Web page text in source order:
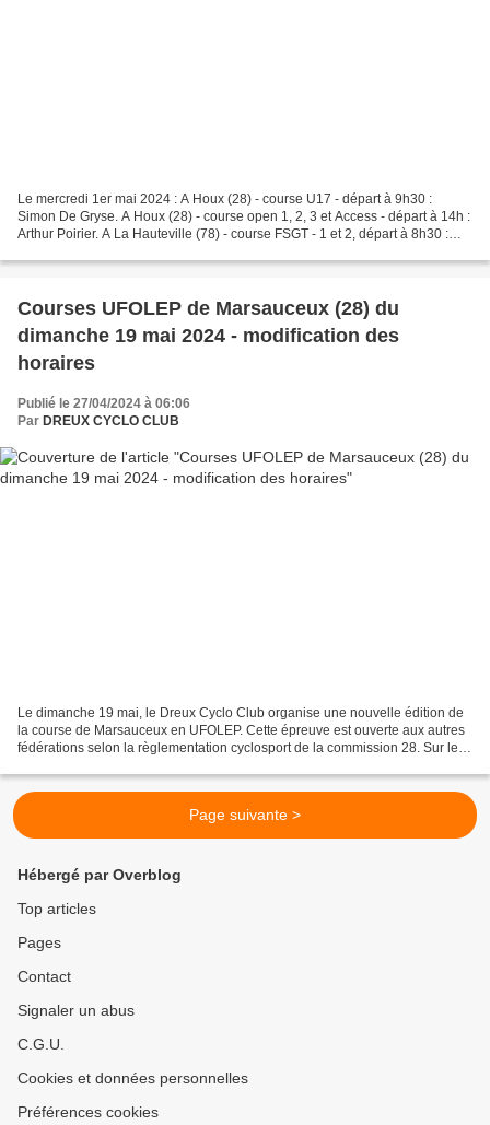
Le mercredi 1er mai 2024 : A Houx (28) - course U17 - départ à 9h30 :
Simon De Gryse. A Houx (28) - course open 1, 2, 3 et Access - départ à 14h :
Arthur Poirier. A La Hauteville (78) - course FSGT - 1 et 2, départ à 8h30 :
Courses UFOLEP de Marsauceux (28) du
dimanche 19 mai 2024 - modification des
horaires
Publié le 27/04/2024 à 06:06
Par DREUX CYCLO CLUB
Le dimanche 19 mai, le Dreux Cyclo Club organise une nouvelle édition de
la course de Marsauceux en UFOLEP. Cette épreuve est ouverte aux autres
fédérations selon la règlementation cyclosport de la commission 28. Sur le
Page suivante >
Hébergé par Overblog
Top articles
Pages
Contact
Signaler un abus
C.G.U.
Cookies et données personnelles
Préférences cookies